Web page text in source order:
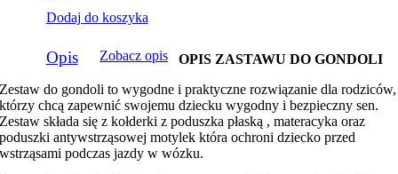
Dodaj do koszyka
Opis Zobacz opis
OPIS ZASTAWU DO GONDOLI
Zestaw do gondoli to wygodne i praktyczne rozwiązanie dla rodziców,
którzy chcą zapewnić swojemu dziecku wygodny i bezpieczny sen.
Zestaw składa się z kołderki z poduszka płaską , materacyka oraz
poduszki antywstrząsowej motylek która ochroni dziecko przed
wstrząsami podczas jazdy w wózku.